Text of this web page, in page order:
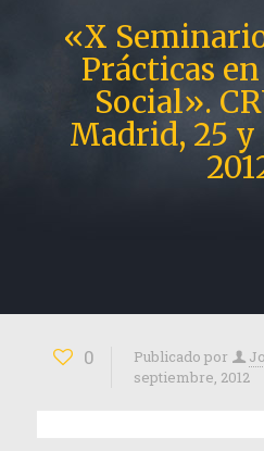
«X
Prácticas
Social».
Madrid, 25 y
0 Publicado por
septiembre, 2012